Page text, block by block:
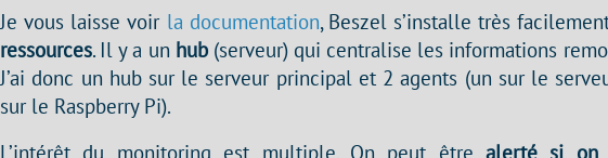
Je vous laisse voir la documentation, Beszel s’installe très
ressources. Il y a un hub(serveur) qui centralise les informations
J’ai donc un hub sur le serveur principal et 2 agents (un sur le
sur le Raspberry Pi).
L’intérêt du monitoring est multiple. On peut êtrealerté si on